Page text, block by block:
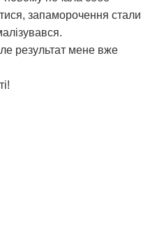
запаморочення стали
результат мене вже